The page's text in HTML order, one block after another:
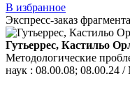
В избранное
Экспресс-заказ фрагмента
Гутьеррес, Кастильо
Методологические
наук : 08.00.08; 08.00.24